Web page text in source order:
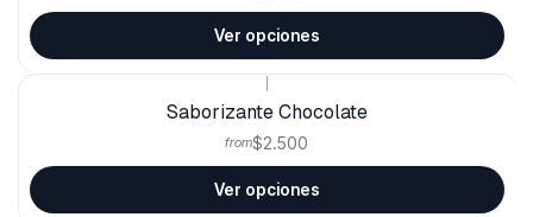
Ver opciones
Saborizante Chocolate
from$2.500
Ver opciones